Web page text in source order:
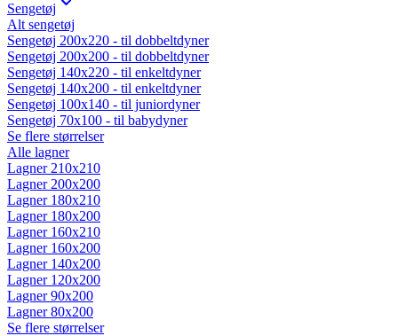
Sengetøj
Alt sengetøj
Sengetøj 200x220 - til dobbeltdyner
Sengetøj 200x200 - til dobbeltdyner
Sengetøj 140x220 - til enkeltdyner
Sengetøj 140x200 - til enkeltdyner
Sengetøj 100x140 - til juniordyner
Sengetøj 70x100 - til babydyner
Se flere størrelser
Alle lagner
Lagner 210x210
Lagner 200x200
Lagner 180x210
Lagner 180x200
Lagner 160x210
Lagner 160x200
Lagner 140x200
Lagner 120x200
Lagner 90x200
Lagner 80x200
Se flere størrelser